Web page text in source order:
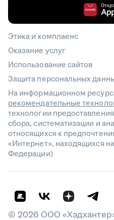
Этика и комплаенс
Оказание услуг
Использование сайтов
Защита персональных
На информационном
рекомендательные
технологии
сбора, систематизации и
относящихся к
«Интернет», находящихся
Федерации)
© 2026 ООО